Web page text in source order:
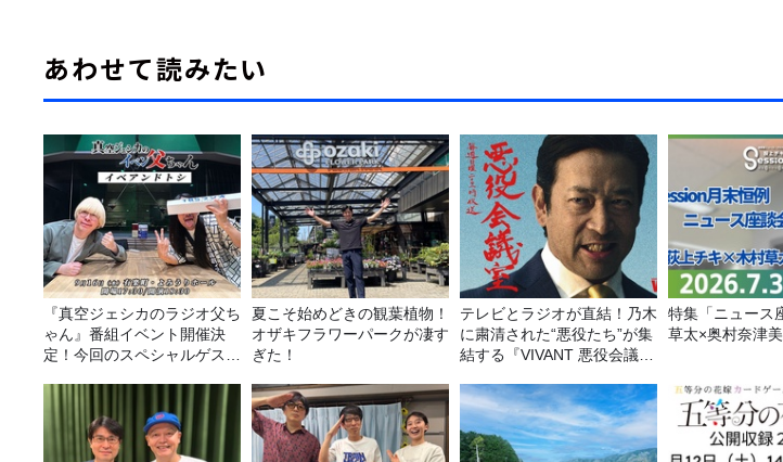
あわせて読みたい
『真空ジェシカのラジオ父ち
ゃん』番組イベント開催決
定！今回のスペシャルゲスト
夏こそ始めどきの観葉植物！
オザキフラワーパークが凄す
ぎた！
テレビとラジオが直結！乃木
に粛清された“悪役たち”が集
結する『VIVANT 悪役会議
特集「ニュース
草太×奥村奈津美